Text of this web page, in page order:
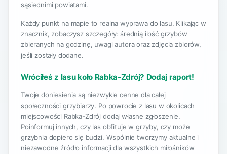
sąsiednimi powiatami.
Każdy punkt na mapie to realna wyprawa do lasu. Klikając w
znacznik, zobaczysz szczegóły: średnią ilość grzybów
zbieranych na godzinę, uwagi autora oraz zdjęcia zbiorów,
jeśli zostały dodane.
Wróciłeś z lasu koło Rabka-Zdrój? Dodaj raport!
Twoje doniesienia są niezwykle cenne dla całej
społeczności grzybiarzy. Po powrocie z lasu w okolicach
miejscowości Rabka-Zdrój dodaj własne zgłoszenie.
Poinformuj innych, czy las obfituje w grzyby, czy może
grzybnia dopiero się budzi. Wspólnie tworzymy aktualne i
niezawodne źródło informacji dla wszystkich miłośników